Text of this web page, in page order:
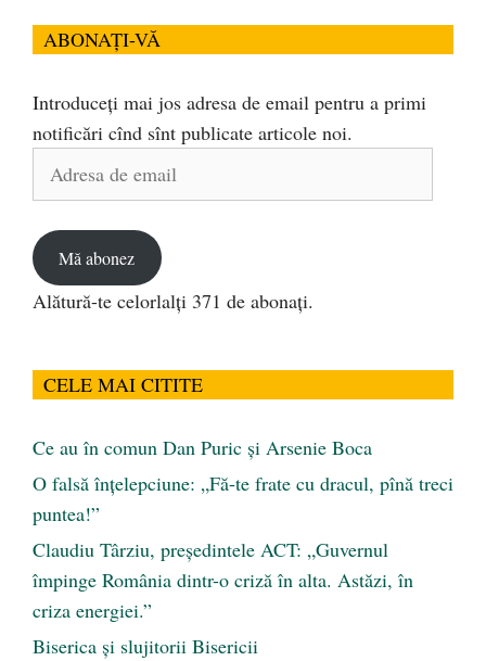
ABONAȚI-VĂ
Introduceți mai jos adresa de email pentru a primi
notificări cînd sînt publicate articole noi.
Adresa
Mă abonez
Alătură-te celorlalți 371 de abonați.
CELE MAI CITITE
Ce au în comun Dan Puric şi Arsenie Boca
O falsă înțelepciune: „Fă-te frate cu dracul, pînă treci
puntea!”
Claudiu Târziu, președintele ACT: „Guvernul
împinge România dintr-o criză în alta. Astăzi, în
criza energiei.”
Biserica și slujitorii Bisericii